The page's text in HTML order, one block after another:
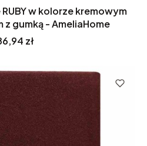
w kolorze kremowym
gumką - AmeliaHome
zł